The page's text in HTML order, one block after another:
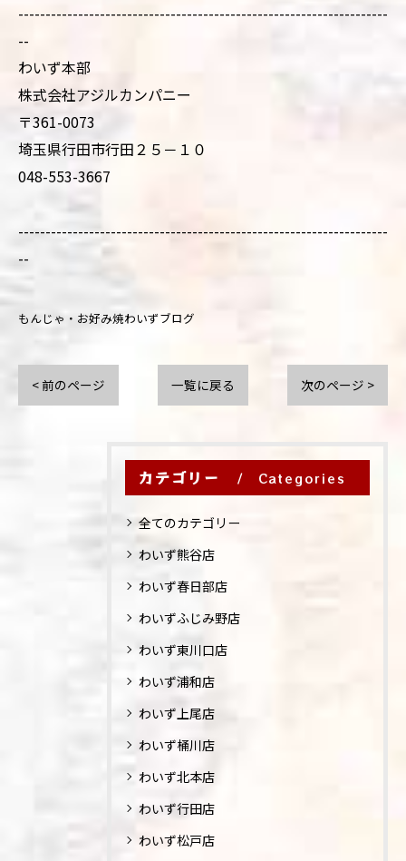
--------------------------------------------------------------------
--
わいず本部
株式会社アジルカンパニー
〒361-0073
埼玉県行田市行田２５－１０
048-553-3667
--------------------------------------------------------------------
--
もんじゃ・お好み焼わいずブログ
< 前のページ 一覧に戻る 次のページ >
カテゴリー Categories
全てのカテゴリー
わいず熊谷店
わいず春日部店
わいずふじみ野店
わいず東川口店
わいず浦和店
わいず上尾店
わいず桶川店
わいず北本店
わいず行田店
わいず松戸店